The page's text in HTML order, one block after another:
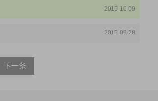
2015-10-09
2015-09-28
下一条